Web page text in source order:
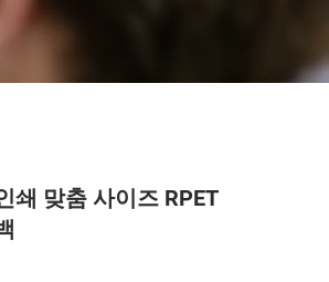
쇄 맞춤 사이즈 RPET